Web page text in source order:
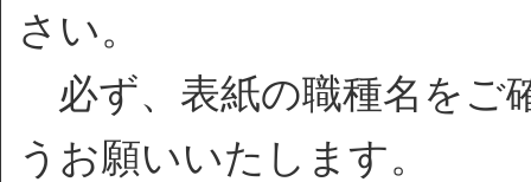
さい。
必ず、表紙の職種名をご
うお願いいたします。